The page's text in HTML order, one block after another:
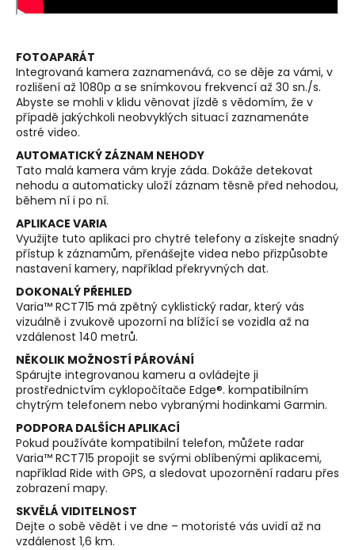
FOTOAPARÁT
Integrovaná kamera zaznamenává, co se děje za vámi, v
rozlišení až 1080p a se snímkovou frekvencí až 30 sn./s.
Abyste se mohli v klidu věnovat jízdě s vědomím, že v
případě jakýchkoli neobvyklých situací zaznamenáte
ostré video.
AUTOMATICKÝ ZÁZNAM NEHODY
Tato malá kamera vám kryje záda. Dokáže detekovat
nehodu a automaticky uloží záznam těsně před nehodou,
během ní i po ní.
APLIKACE VARIA
Využijte tuto aplikaci pro chytré telefony a získejte snadný
přístup k záznamům, přenášejte videa nebo přizpůsobte
nastavení kamery, například překryvných dat.
DOKONALÝ PŘEHLED
Varia™ RCT715 má zpětný cyklistický radar, který vás
vizuálně i zvukově upozorní na blížící se vozidla až na
vzdálenost 140 metrů.
NĚKOLIK MOŽNOSTÍ PÁROVÁNÍ
Spárujte integrovanou kameru a ovládejte ji
prostřednictvím cyklopočítače Edge®. kompatibilním
chytrým telefonem nebo vybranými hodinkami Garmin.
PODPORA DALŠÍCH APLIKACÍ
Pokud používáte kompatibilní telefon, můžete radar
Varia™ RCT715 propojit se svými oblíbenými aplikacemi,
například Ride with GPS, a sledovat upozornění radaru přes
zobrazení mapy.
SKVĚLÁ VIDITELNOST
Dejte o sobě vědět i ve dne – motoristé vás uvidí až na
vzdálenost 1,6 km.